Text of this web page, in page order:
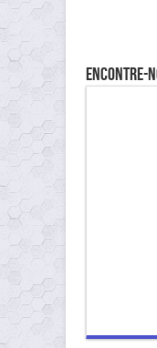
Encontre-